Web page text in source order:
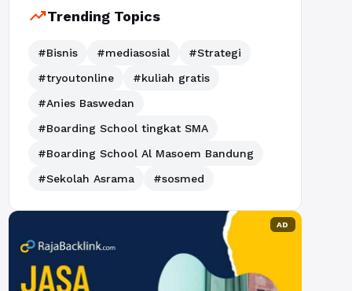
trending_upTrending Topics
#Bisnis #mediasosial
#Strategi
#tryoutonline
#kuliah gratis
#Anies Baswedan
#Boarding School tingkat SMA
#Boarding School Al Masoem Bandung
#Sekolah Asrama
#sosmed
AD